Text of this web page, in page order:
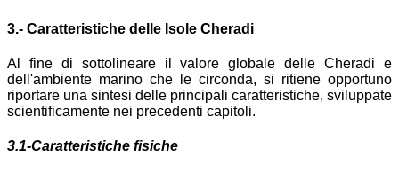
3.- Caratteristiche delle Isole Cheradi
Al fine di sottolineare il valore globale delle Cheradi e
dell'ambiente marino che le circonda, si ritiene opportuno
riportare una sintesi delle principali caratteristiche, sviluppate
scientificamente nei precedenti capitoli.
3.1-Caratteristiche fisiche